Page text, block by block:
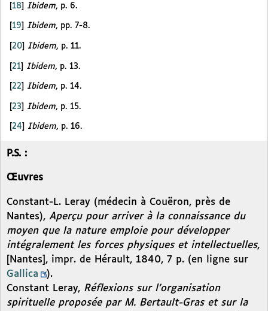
[18] Ibidem, p. 6.
19 Ibidem, pp. 7-8.
20 Ibidem, p. 11.
[21] Ibidem, p. 13.
22 Ibidem, p. 14.
[23] Ibidem, p. 15.
24 Ibidem, p. 16.
P.S. :
Œuvres
Constant-L. Leray (médecin à Couëron, près de
Nantes), Aperçu pour arriver à la connaissance du
moyen que la nature emploie pour développer
intégralement les forces physiques et intellectuelles,
[Nantes], impr. de Hérault, 1840, 7 p. (en ligne sur
Gallica
).
Constant Leray, Réflexions sur l’organisation
spirituelle proposée par M. Bertault-Gras et sur la